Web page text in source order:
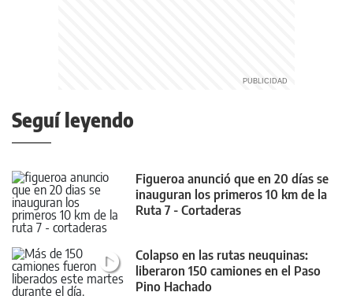
Seguí leyendo
Figueroa anunció que en 20 días se
inauguran los primeros 10 km de la
Ruta 7 - Cortaderas
Colapso en las rutas neuquinas:
liberaron 150 camiones en el Paso
Pino Hachado